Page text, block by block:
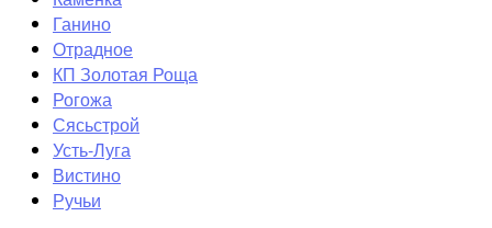
Ганино
Отрадное
КП Золотая Роща
Рогожа
Сясьстрой
Усть-Луга
Вистино
Ручьи